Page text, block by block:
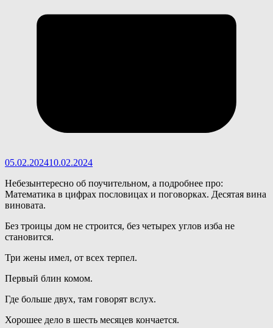
05.02.202410.02.2024
Небезынтересно об поучительном, а подробнее про:
Математика в цифрах пословицах и поговорках. Десятая вина
виновата.
Без троицы дом не строится, без четырех углов изба не
становится.
Три жены имел, от всех терпел.
Первый блин комом.
Где больше двух, там говорят вслух.
Хорошее дело в шесть месяцев кончается.